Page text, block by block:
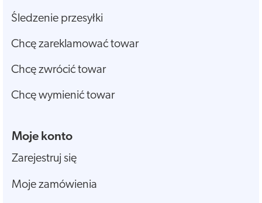
Śledzenie przesyłki
Chcę zareklamować towar
Chcę zwrócić towar
Chcę wymienić towar
Moje konto
Zarejestruj się
Moje zamówienia